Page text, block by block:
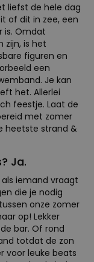
liefst de hele dag
of dit in zee, een
is. Omdat
zijn, is het
figuren en
een
Je kan
het. Allerlei
feestje. Laat de
met zomer
heetste strand &
Ja.
iemand vraagt
die je nodig
onze zomer
op! Lekker
bar. Of rond
totdat de zon
voor leuke beats